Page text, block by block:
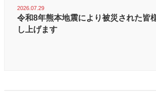
2026.07.29
令和8年熊本地震により被災された皆
し上げます